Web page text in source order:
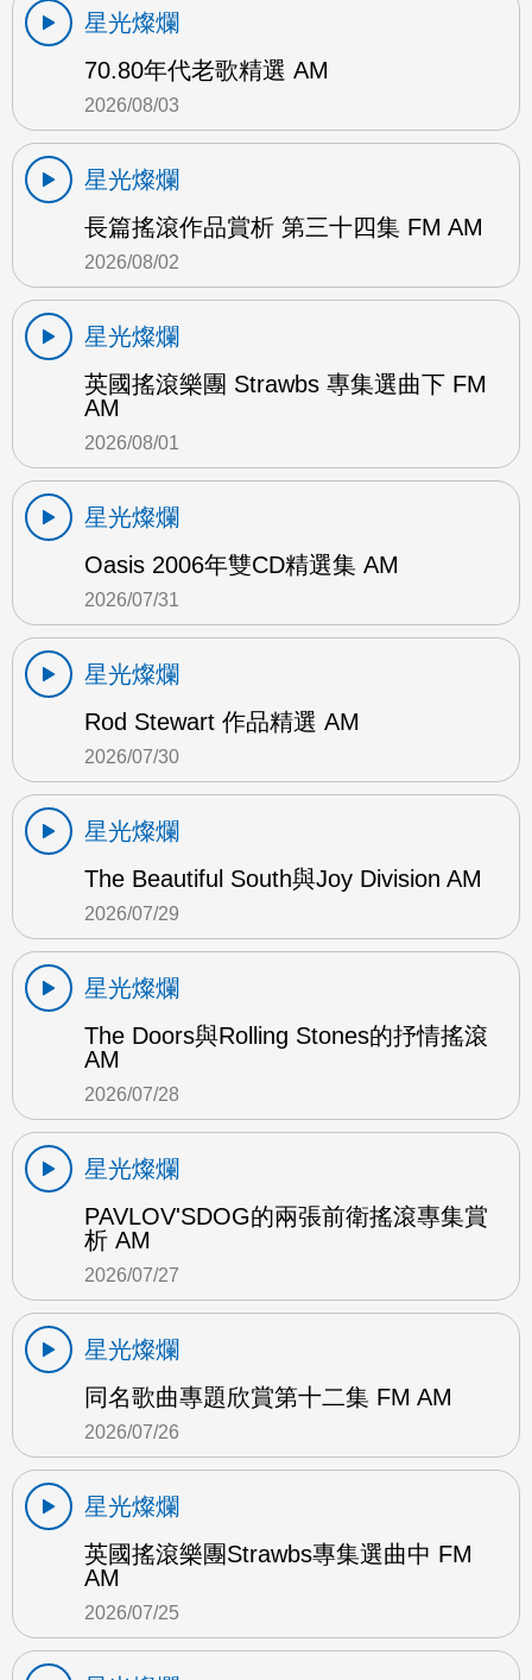
星光燦爛
70.80年代老歌精選 AM
2026/08/03
星光燦爛
長篇搖滾作品賞析 第三十四集 FM AM
2026/08/02
星光燦爛
英國搖滾樂團 Strawbs 專集選曲下 FM
AM
2026/08/01
星光燦爛
Oasis 2006年雙CD精選集 AM
2026/07/31
星光燦爛
Rod Stewart 作品精選 AM
2026/07/30
星光燦爛
The Beautiful South與Joy Division AM
2026/07/29
星光燦爛
The Doors與Rolling Stones的抒情搖滾
AM
2026/07/28
星光燦爛
PAVLOV'SDOG的兩張前衛搖滾專集賞
析 AM
2026/07/27
星光燦爛
同名歌曲專題欣賞第十二集 FM AM
2026/07/26
星光燦爛
英國搖滾樂團Strawbs專集選曲中 FM
AM
2026/07/25